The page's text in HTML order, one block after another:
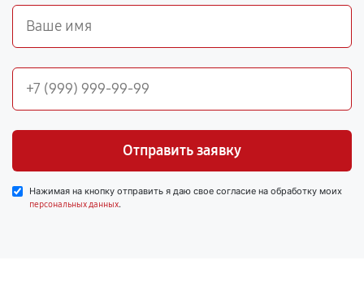
Отправить заявку
Нажимая на кнопку отправить я даю свое согласие на обработку моих
персональных данных.